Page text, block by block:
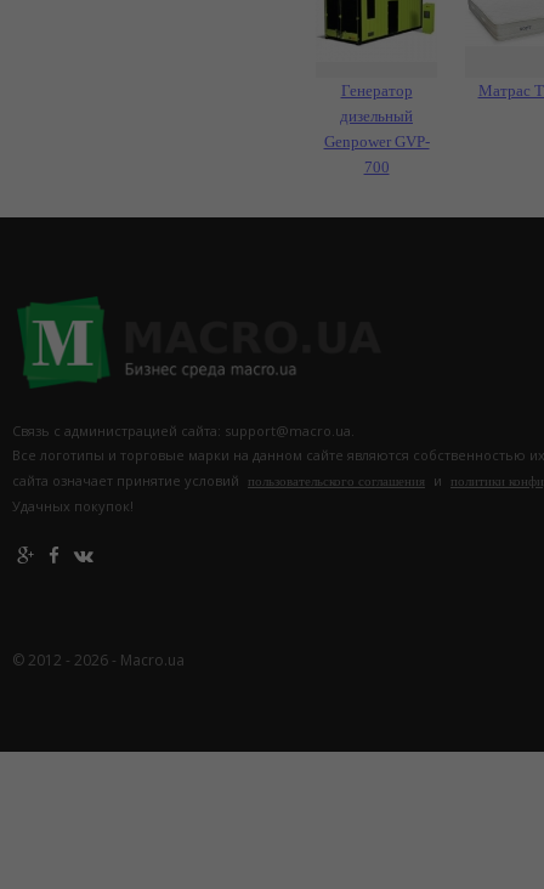
Генератор
дизельный
Genpower GVP-
700
Матрас
Связь с администрацией сайта: support@macro.ua.
Все логотипы и торговые марки на данном сайте являются собственностью
сайта означает принятие условий
пользовательского соглашения и политики
Удачных покупок!
© 2012 - 2026 - Macro.ua